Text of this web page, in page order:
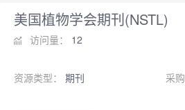
美国植物学会期刊(NSTL)
访问量： 12
资源类型： 期刊 采